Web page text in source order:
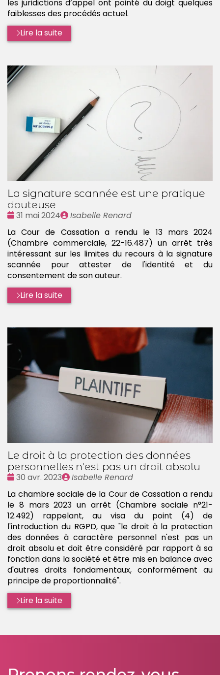
les juridictions d’appel ont pointé du doigt quelques
faiblesses des procédés actuel.
Lire la suite
La signature scannée est une pratique
douteuse
Date
31 mai 2024
Publié
Isabelle Renard
La Cour de Cassation a rendu le 13 mars 2024
(Chambre commerciale, 22-16.487) un arrêt très
intéressant sur les limites du recours à la signature
scannée pour attester de l'identité et du
consentement de son auteur.
Lire la suite
Le droit à la protection des données
personnelles n'est pas un droit absolu
Date
30 avr. 2023
Publié
Isabelle Renard
La chambre sociale de la Cour de Cassation a rendu
le 8 mars 2023 un arrêt (Chambre sociale n°21-
12.492) rappelant, au visa du point (4) de
l'introduction du RGPD, que "le droit à la protection
des données à caractère personnel n'est pas un
droit absolu et doit être considéré par rapport à sa
fonction dans la société et être mis en balance avec
d'autres droits fondamentaux, conformément au
principe de proportionnalité".
Lire la suite